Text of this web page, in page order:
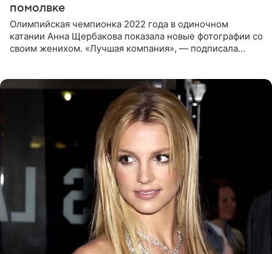
помолвке
Олимпийская чемпионка 2022 года в одиночном
катании Анна Щербакова показала новые фотографии со
своим женихом. «Лучшая компания», — подписала